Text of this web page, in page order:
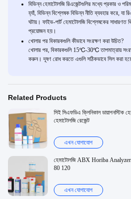
বিভিন্ন হেমাটোলজি রিএজেন্টগুলির মধ্যে প্রকার ও
হ্যাঁ, বিভিন্ন বিশ্লেষক বিভিন্ন নীতি ব্যবহার করে, যা
ঘটায়। ফাইভ-পার্ট হেমাটোলজি বিশ্লেষকের সাধারণত
প্রয়োজন হয়।
খোলার পর বিকারকগুলি কীভাবে সংরক্ষণ করা উচিত?
খোলার পর, বিকারকগুলি 15℃-30℃ তাপমাত্রায়
করুন। দূষণ রোধ করতে এগুলি সঠিকভাবে সিল করা
Related Products
সিই সিএফডিএ ক্লিনিকাল ডায়াগনস্টিক
হেমাটোলজি রেজেন্ট
এখন যোগাযোগ
হেমাটোলজি ABX Horiba
80 120
এখন যোগাযোগ